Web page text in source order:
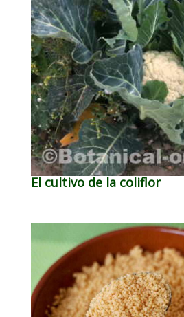
El cultivo de la coliflor